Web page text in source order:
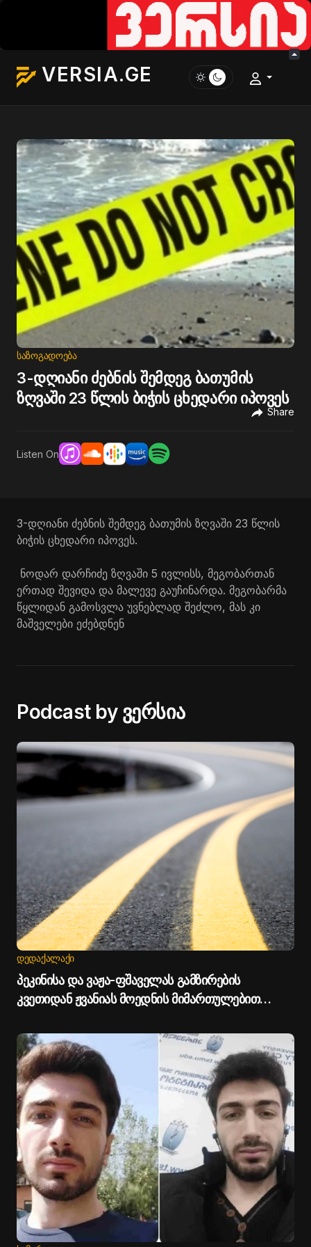
VERSIA.GE
ᲡᲐᲖᲝᲒᲐᲓᲝᲔᲑᲐ
3-დღიანი ძებნის შემდეგ ბათუმის
ზღვაში 23 წლის ბიჭის ცხედარი იპოვეს
Share
Listen On
3-დღიანი ძებნის შემდეგ ბათუმის ზღვაში 23 წლის
ბიჭის ცხედარი იპოვეს.
ნოდარ დარჩიძე ზღვაში 5 ივლისს, მეგობართან
ერთად შევიდა და მალევე გაუჩინარდა. მეგობარმა
წყლიდან გამოსვლა უვნებლად შეძლო, მას კი
მაშველები ეძებდნენ
Podcast by ვერსია
ᲓᲔᲓᲐᲥᲐᲚᲐᲥᲘ
პეკინისა და ვაჟა-ფშაველას გამზირების
კვეთიდან ჟვანიას მოედნის მიმართულებით
მერია